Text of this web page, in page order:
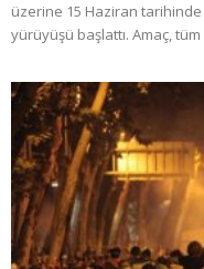
üzerine 15 Haziran
yürüyüşü başlattı. Amaç,